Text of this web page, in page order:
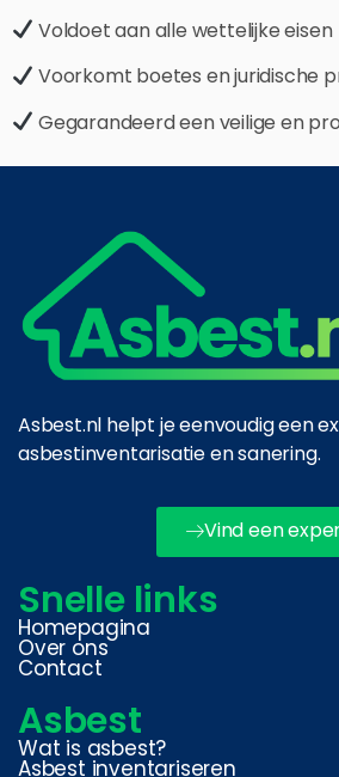
Voldoet aan alle wettelijke eisen
Voorkomt boetes en juridische
Gegarandeerd een veilige en
Asbest.nl helpt je eenvoudig een
asbestinventarisatie en sanering.
Vind een
Snelle links
Homepagina
Over ons
Contact
Asbest
Wat is asbest?
Asbest inventariseren